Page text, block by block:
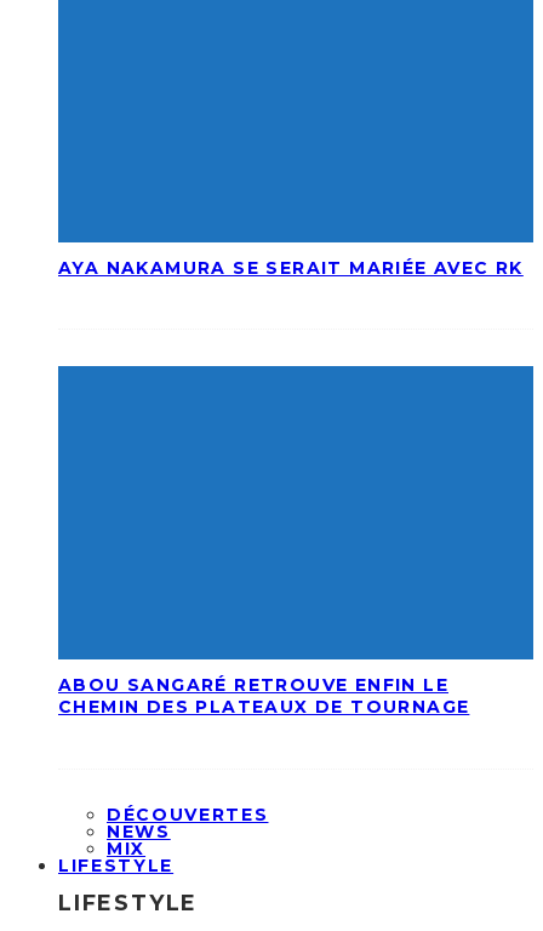
AYA NAKAMURA SE SERAIT MARIÉE AVEC RK
ABOU SANGARÉ RETROUVE ENFIN LE
CHEMIN DES PLATEAUX DE TOURNAGE
DÉCOUVERTES
NEWS
MIX
LIFESTYLE
LIFESTYLE